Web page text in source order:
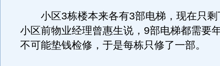
小区3栋楼本来各有3部电梯，现在只剩
小区前物业经理曾惠生说，9部电梯都需要
不可能垫钱检修，于是每栋只修了一部。